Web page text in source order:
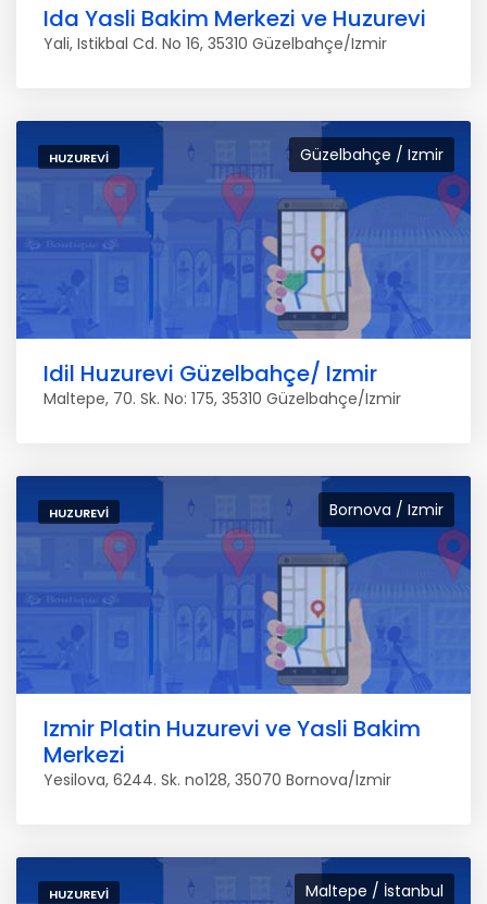
Ida Yasli Bakim Merkezi ve Huzurevi
Yali, Istikbal Cd. No 16, 35310 Güzelbahçe/Izmir
Güzelbahçe / Izmir
HUZUREVI
Idil Huzurevi Güzelbahçe/ Izmir
Maltepe, 70. Sk. No: 175, 35310 Güzelbahçe/Izmir
Bornova / Izmir
HUZUREVI
Izmir Platin Huzurevi ve Yasli Bakim
Merkezi
Yesilova, 6244. Sk. no128, 35070 Bornova/Izmir
Maltepe / İstanbul
HUZUREVI